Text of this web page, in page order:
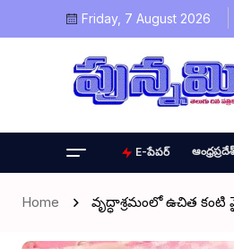
Friday, 7 August 2026
E-పేపర్ ఆంధ్రప్రదేశ్
Home వృద్ధాశ్రమంలో ఉచిత